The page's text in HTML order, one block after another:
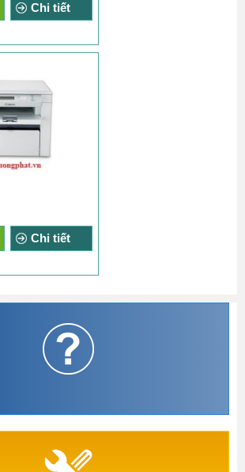
Chi tiết
Chi tiết